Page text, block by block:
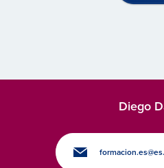
Diego